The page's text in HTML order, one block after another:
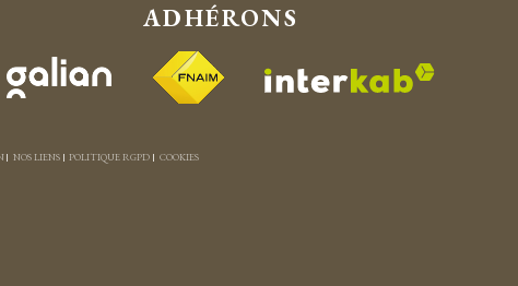
ADHÉRONS
NOS LIENS POLITIQUE RGPD COOKIES